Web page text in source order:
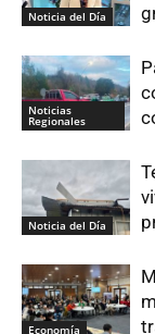
Noticia del Día
Noticias
Regionales
Noticia del Día
Economía